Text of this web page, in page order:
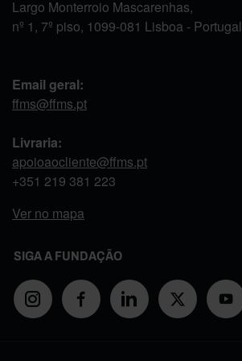
Largo Monterroio Mascarenhas,
nº 1, 7º piso, 1099-081 Lisboa - Portugal
Email geral:
ffms@ffms.pt
Livraria:
apoioaocliente@ffms.pt
+351 219 381 223
Ver no mapa
SIGA A FUNDAÇÃO